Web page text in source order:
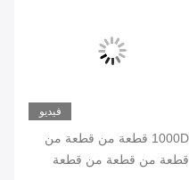
فيديو
1000D قطعة من قطعة من
قطعة من قطعة من قطعة